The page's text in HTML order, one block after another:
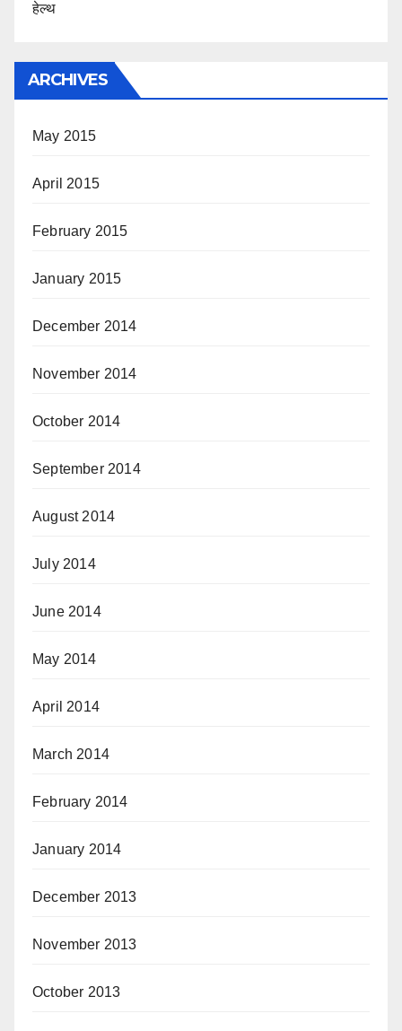
हेल्थ
ARCHIVES
May 2015
April 2015
February 2015
January 2015
December 2014
November 2014
October 2014
September 2014
August 2014
July 2014
June 2014
May 2014
April 2014
March 2014
February 2014
January 2014
December 2013
November 2013
October 2013